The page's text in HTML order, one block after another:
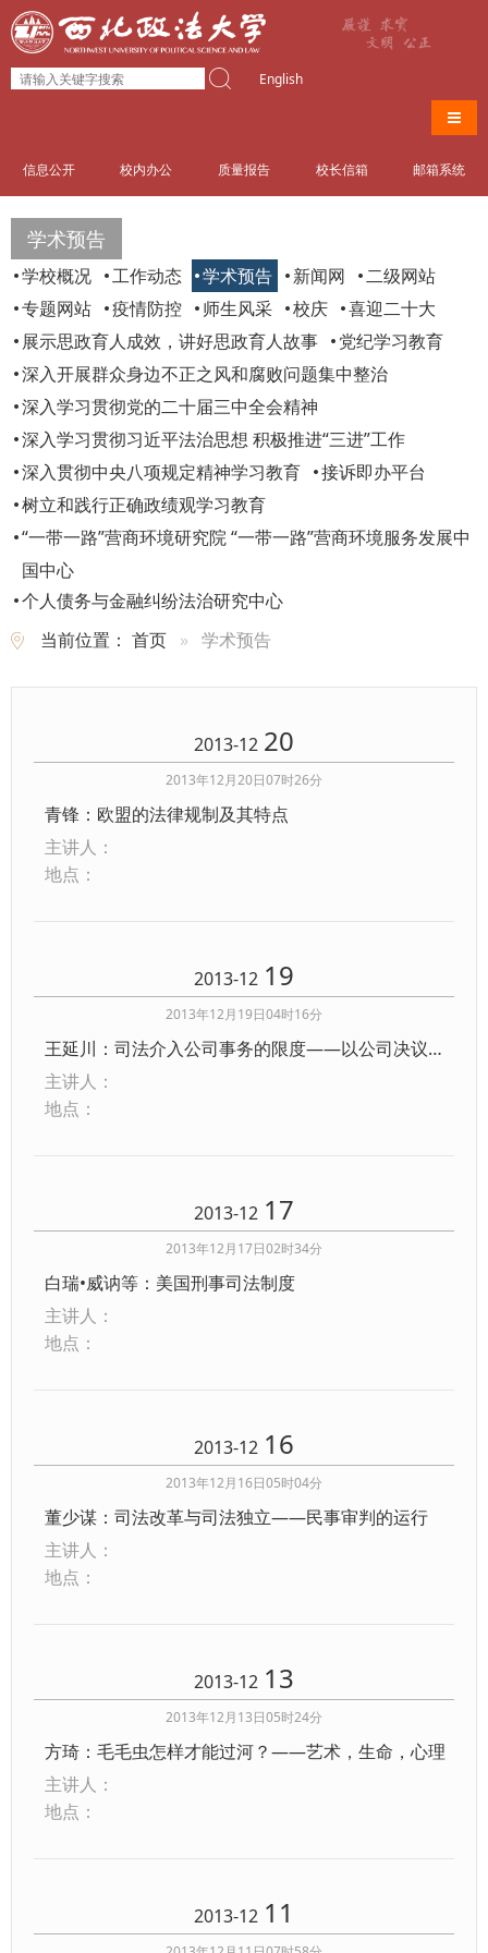
English
导航
信息公开 校内办公 质量报告 校长信箱 邮箱系统
学术预告
学校概况 工作动态 学术预告 新闻网
二级网站
专题网站
疫情防控 师生风采 校庆
喜迎二十大
展示思政育人成效，讲好思政育人故事
党纪学习教育
深入开展群众身边不正之风和腐败问题集中整治
深入学习贯彻党的二十届三中全会精神
深入学习贯彻习近平法治思想 积极推进“三进”工作
深入贯彻中央八项规定精神学习教育
接诉即办平台
树立和践行正确政绩观学习教育
“一带一路”营商环境研究院 “一带一路”营商环境服务发展中
国中心
个人债务与金融纠纷法治研究中心
当前位置： 首页 学术预告
2013-12 20
2013年12月20日07时26分
青锋：欧盟的法律规制及其特点
主讲人：
地点：
2013-12 19
2013年12月19日04时16分
王延川：司法介入公司事务的限度——以公司决议瑕疵案例为分析视角
主讲人：
地点：
2013-12 17
2013年12月17日02时34分
白瑞•威讷等：美国刑事司法制度
主讲人：
地点：
2013-12 16
2013年12月16日05时04分
董少谋：司法改革与司法独立——民事审判的运行
主讲人：
地点：
2013-12 13
2013年12月13日05时24分
方琦：毛毛虫怎样才能过河？——艺术，生命，心理
主讲人：
地点：
2013-12 11